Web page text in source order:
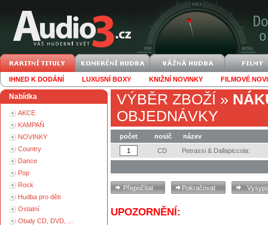
IHNED K DODÁNÍ LUXUSNÍ BOXY KNIŽNÍ NOVINKY FILMOVÉ
Nabídka
AKCE
KAMPAŇ
NOVINKY
Country
Dance
Pop
Rock
Hudba pro děti
Ostatní
Obaly CD, DVD, ...
VÝBĚR ZBOŽÍ »
OBJEDNÁVKY
počet nosič
název
CD
Petrassi & Dallapiccola:
UPOZORNĚNÍ: